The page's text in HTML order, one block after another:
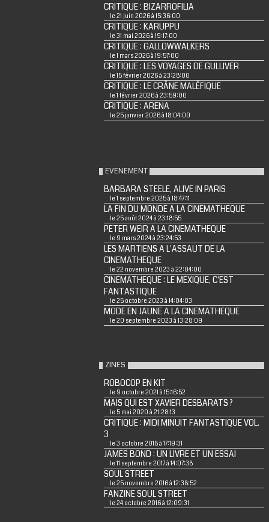
CRITIQUE : BIZARROFILIA
le 21 juin 2026 à 15:36:00
CRITIQUE : KARUPPU
le 31 mai 2026 à 19:17:00
CRITIQUE : GALLOWWALKERS
le 1 mars 2026 à 19:57:00
CRITIQUE : LES VOYAGES DE GULLIVER
le 15 février 2026 à 23:28:00
CRITIQUE : LE CRÂNE MALÉFIQUE
le 1 février 2026 à 23:59:00
CRITIQUE : ARENA
le 25 janvier 2026 à 18:04:00
EVENEMENT
BARBARA STEELE, ALIVE IN PARIS
le 1 septembre 2025 à 18:47:11
LA FIN DU MONDE A LA CINEMATHEQUE
le 25 août 2024 à 23:18:55
PETER WEIR A LA CINEMATHEQUE
le 9 mars 2024 à 23:24:53
LES MARTIENS A L'ASSAUT DE LA
CINEMATHEQUE
le 22 novembre 2023 à 22:04:00
CINEMATHEQUE : LE MEXIQUE, C'EST
FANTASTIQUE
le 25 octobre 2023 à 14:04:03
MODE EN JAUNE A LA CINEMATHEQUE
le 20 septembre 2023 à 13:28:09
ZINES
ROBOCOP EN KIT
le 9 octobre 2021 à 15:16:52
MAIS QUI EST XAVIER DESBARATS ?
le 5 mai 2020 à 21:28:13
CRITIQUE : MIDI MINUIT FANTASTIQUE VOL.
3
le 3 octobre 2018 à 17:19:31
JAMES BOND : UN LIVRE ET UN ESSAI
le 11 septembre 2017 à 14:07:38
SOUL STREET
le 25 novembre 2016 à 12:38:52
FANZINE SOUL STREET
le 24 octobre 2016 à 12:09:31